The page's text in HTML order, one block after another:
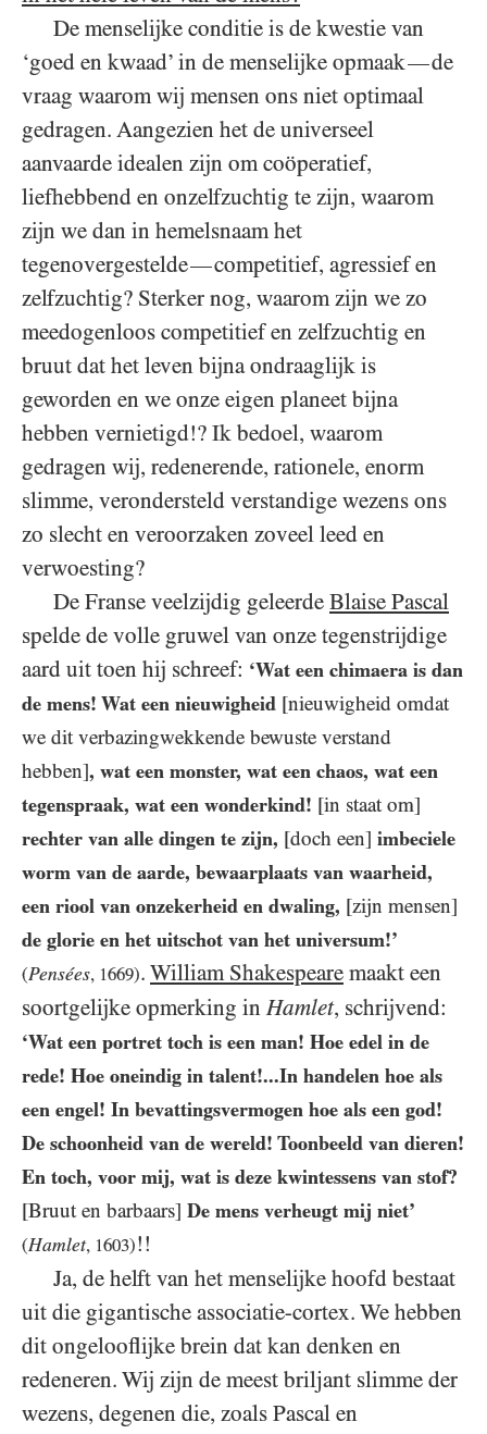
De menselijke conditie is de kwestie van
‘goed en kwaad’ in de menselijke opmaak—de
vraag waarom wij mensen ons niet optimaal
gedragen. Aangezien het de universeel
aanvaarde idealen zijn om coöperatief,
liefhebbend en onzelfzuchtig te zijn, waarom
zijn we dan in hemelsnaam het
tegenovergestelde—competitief, agressief en
zelfzuchtig? Sterker nog, waarom zijn we zo
meedogenloos competitief en zelfzuchtig en
bruut dat het leven bijna ondraaglijk is
geworden en we onze eigen planeet bijna
hebben vernietigd!? Ik bedoel, waarom
gedragen wij, redenerende, rationele, enorm
slimme, verondersteld verstandige wezens ons
zo slecht en veroorzaken zoveel leed en
verwoesting?
De Franse veelzijdig geleerde Blaise Pascal
spelde de volle gruwel van onze tegenstrijdige
aard uit toen hij schreef: ‘Wat een chimaera is dan
de mens! Wat een nieuwigheid [nieuwigheid omdat
we dit verbazingwekkende bewuste verstand
hebben], wat een monster, wat een chaos, wat een
tegenspraak, wat een wonderkind! [in staat om]
rechter van alle dingen te zijn, [doch een] imbeciele
worm van de aarde, bewaarplaats van waarheid,
een riool van onzekerheid en dwaling, [zijn mensen]
de glorie en het uitschot van het universum!’
(Pensées, 1669). William Shakespeare maakt een
soortgelijke opmerking inHamlet, schrijvend:
‘Wat een portret toch is een man! Hoe edel in de
rede! Hoe oneindig in talent!...In handelen hoe als
een engel! In bevattingsvermogen hoe als een god!
De schoonheid van de wereld! Toonbeeld van dieren!
En toch, voor mij, wat is deze kwintessens van stof?
[Bruut en barbaars] De mens verheugt mij niet’
(Hamlet, 1603)!!
Ja, de helft van het menselijke hoofd bestaat
uit die gigantische associatie-cortex. We hebben
dit ongelooflijke brein dat kan denken en
redeneren. Wij zijn de meest briljant slimme der
wezens, degenen die, zoals Pascal en